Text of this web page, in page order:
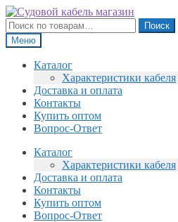
Перейти
к
навигации
Перейти
к
содержимому
Искать:
Поиск
Меню
Каталог
Характеристики кабеля
Доставка и оплата
Контакты
Купить оптом
Вопрос-Ответ
Каталог
Характеристики кабеля
Доставка и оплата
Контакты
Купить оптом
Вопрос-Ответ